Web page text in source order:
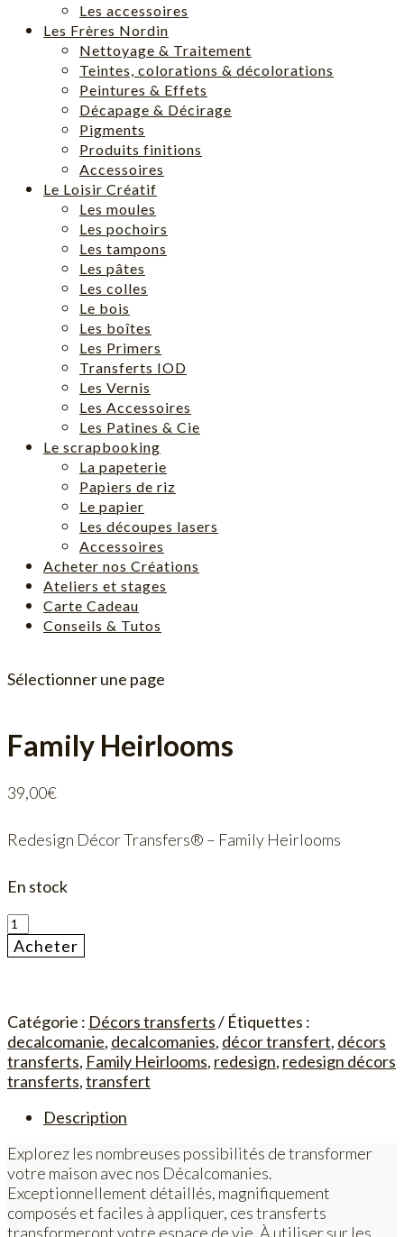
Les accessoires
Les Frères Nordin
Nettoyage & Traitement
Teintes, colorations & décolorations
Peintures & Effets
Décapage & Décirage
Pigments
Produits finitions
Accessoires
Le Loisir Créatif
Les moules
Les pochoirs
Les tampons
Les pâtes
Les colles
Le bois
Les boîtes
Les Primers
Transferts IOD
Les Vernis
Les Accessoires
Les Patines & Cie
Le scrapbooking
La papeterie
Papiers de riz
Le papier
Les découpes lasers
Accessoires
Acheter nos Créations
Ateliers et stages
Carte Cadeau
Conseils & Tutos
Sélectionner une page
Family Heirlooms
39,00€
Redesign Décor Transfers® – Family Heirlooms
En stock
quantité
de
Family
Acheter
Catégorie : Décors transferts
Étiquettes :
decalcomanie, decalcomanies, décor transfert, décors
transferts, Family Heirlooms, redesign, redesign décors
transferts,transfert
Description
Explorez les nombreuses possibilités de transformer
votre maison avec nos Décalcomanies.
Exceptionnellement détaillés, magnifiquement
composés et faciles à appliquer, ces transferts
transformeront votre espace de vie. À utiliser sur les